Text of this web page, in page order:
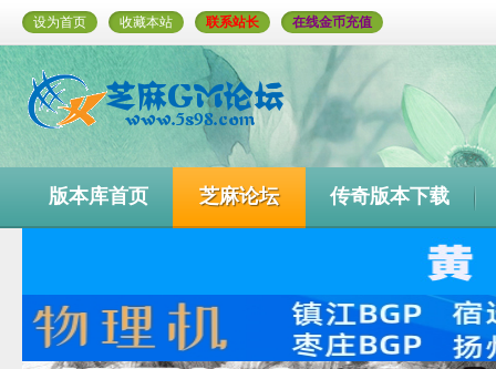
设为首页 收藏本站 联系站长 在线金币充值
版本库首页 芝麻论坛 传奇版本下载